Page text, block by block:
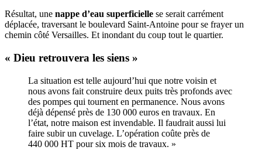
Résultat, une nappe d’eau superficielle se serait carrément
déplacée, traversant le boulevard Saint-Antoine pour se frayer un
chemin côté Versailles. Et inondant du coup tout le quartier.
« Dieu retrouvera les siens »
La situation est telle aujourd’hui que notre voisin et
nous avons fait construire deux puits très profonds avec
des pompes qui tournent en permanence. Nous avons
déjà dépensé près de 130 000 euros en travaux. En
l’état, notre maison est invendable. Il faudrait aussi lui
faire subir un cuvelage. L’opération coûte près de
440 000 HT pour six mois de travaux. »